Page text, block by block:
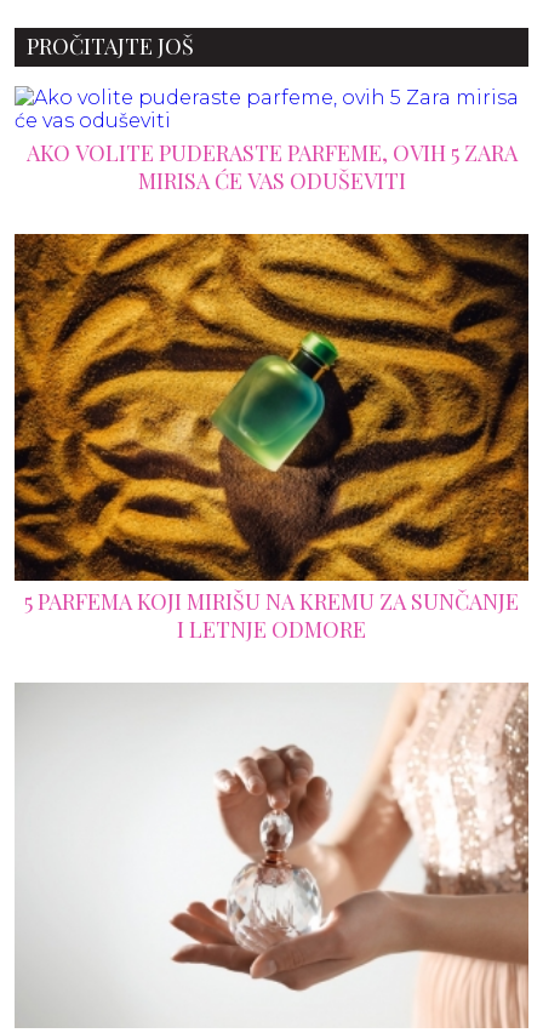
PROČITAJTE JOŠ
AKO VOLITE PUDERASTE PARFEME, OVIH 5 ZARA
MIRISA ĆE VAS ODUŠEVITI
5 PARFEMA KOJI MIRIŠU NA KREMU ZA SUNČANJE
I LETNJE ODMORE